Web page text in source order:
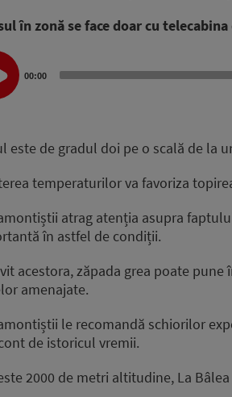
în zonă se face doar cu telecabina
00:00
este de gradul doi pe o scală de la
temperaturilor va favoriza
atrag atenția asupra
în astfel de condiții.
acestora, zăpada grea poate pune
amenajate.
le recomandă schiorilor
de istoricul vremii.
2000 de metri altitudine, La